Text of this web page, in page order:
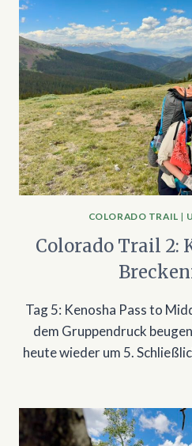
COLORADO TRAIL |
Colorado Trail 2:
Tag 5: Kenosha Pass to
dem Gruppendruck
heute wieder um 5.